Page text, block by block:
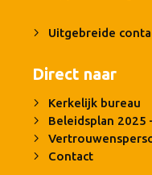
Uitgebreide
Direct naar
Kerkelijk bureau
Beleidsplan 2025
Contact